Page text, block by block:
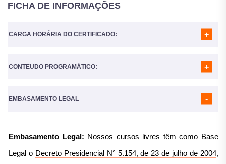
FICHA DE INFORMAÇÕES
CARGA HORÁRIA DO CERTIFICADO:
CONTEUDO PROGRAMÁTICO:
FARMÁCIA
MÓDULO 05- CLASSES FARMACOLÓGICAS
MÓDULO 07- DISPENSAÇÃO DE MEDICAMENTOS
EMBASAMENTO LEGAL
Embasamento Legal: Nossos cursos livres têm como Base
Legal o Decreto Presidencial N° 5.154, de 23 de julho de 2004,